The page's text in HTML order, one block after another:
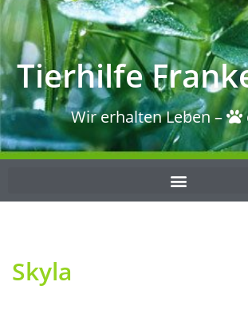
Tierhilfe
Wir erhalten Leben –
Skyla